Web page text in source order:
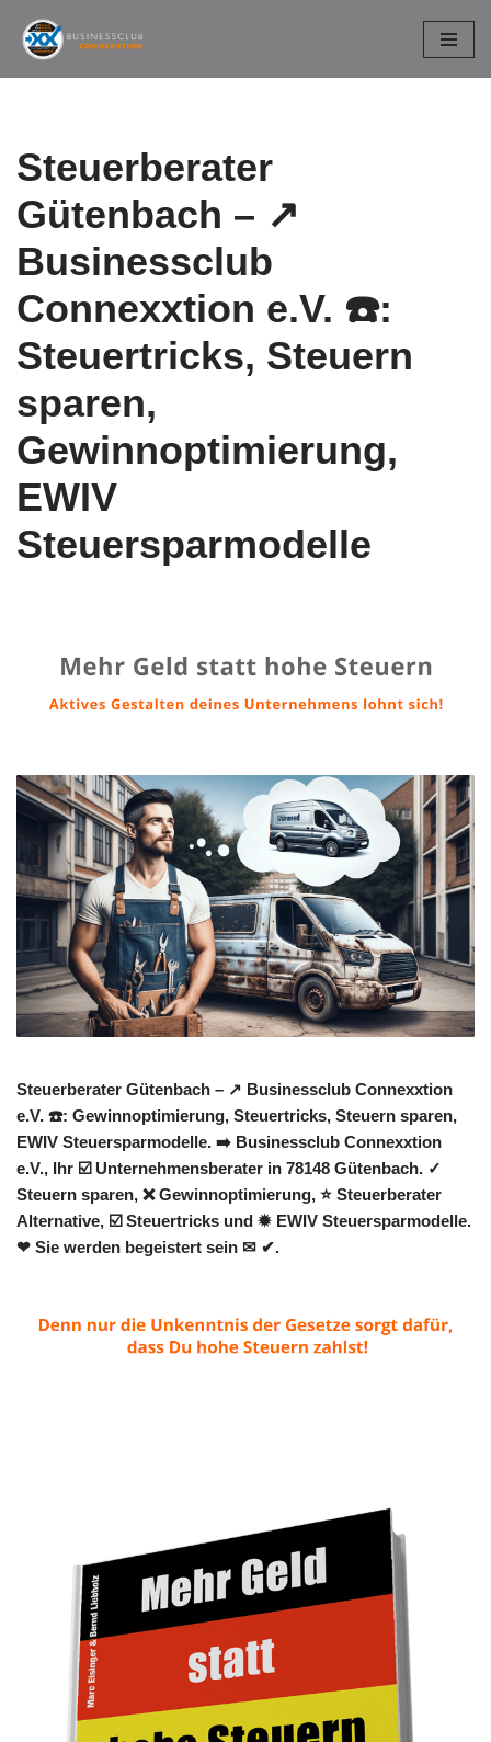
Zum
Steuerberater
Gütenbach – ↗️
Businessclub
Connexxtion e.V. ☎️:
Steuertricks, Steuern
sparen,
Gewinnoptimierung,
EWIV
Steuersparmodelle
Steuerberater Gütenbach – ↗️ Businessclub Connexxtion
e.V. ☎️: Gewinnoptimierung, Steuertricks, Steuern sparen,
EWIV Steuersparmodelle. ➡️ Businessclub Connexxtion
e.V., Ihr ☑️ Unternehmensberater in 78148 Gütenbach. ✓
Steuern sparen, ❌ Gewinnoptimierung, ⭐ Steuerberater
Alternative, ☑️ Steuertricks und ✹ EWIV Steuersparmodelle.
❤ Sie werden begeistert sein ✉ ✔.